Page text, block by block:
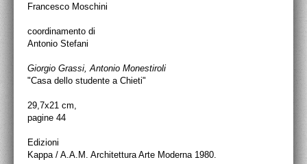
Francesco Moschini
coordinamento di
Antonio Stefani
Giorgio Grassi, Antonio Monestiroli
"Casa dello studente a Chieti"
29,7x21 cm,
pagine 44
Edizioni
Kappa / A.A.M. Architettura Arte Moderna 1980.